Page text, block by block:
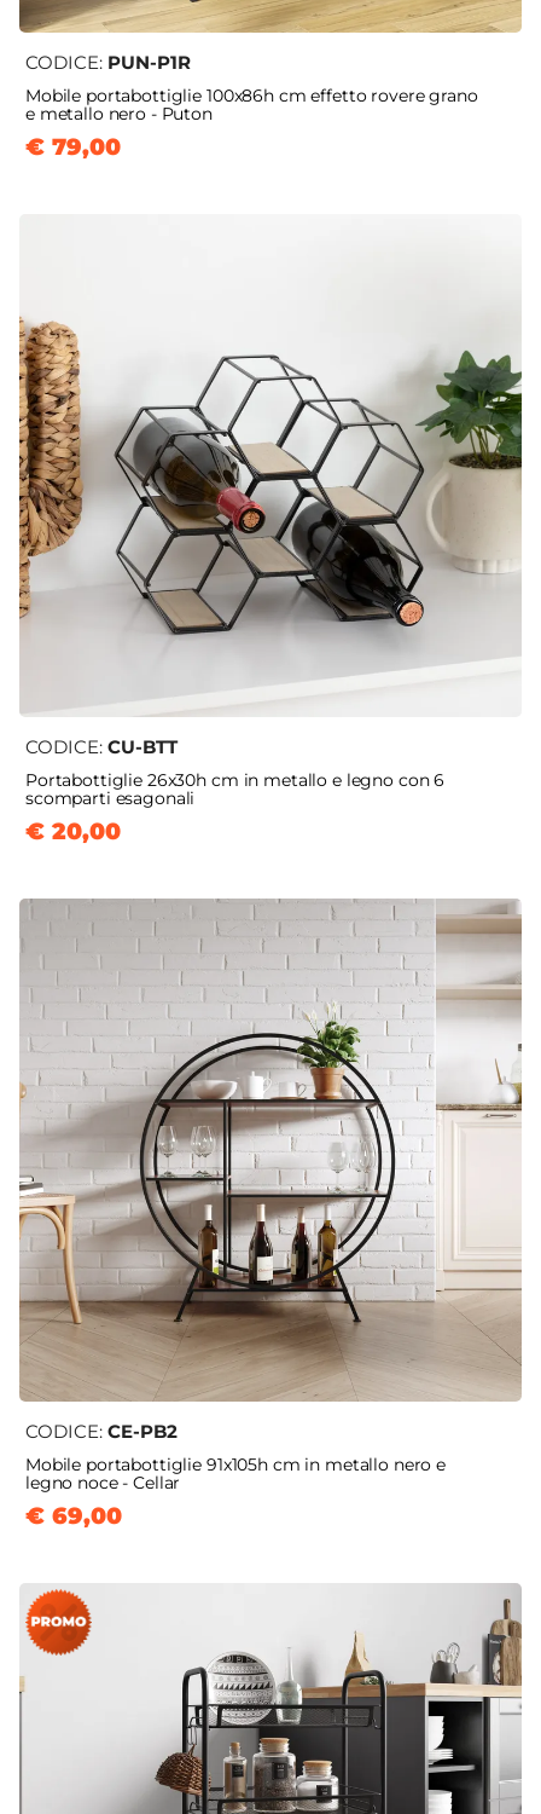
CODICE: PUN-P1R
Mobile portabottiglie 100x86h cm effetto rovere grano
e metallo nero - Puton
€ 79,00
CODICE: CU-BTT
Portabottiglie 26x30h cm in metallo e legno con 6
scomparti esagonali
€ 20,00
CODICE: CE-PB2
Mobile portabottiglie 91x105h cm in metallo nero e
legno noce - Cellar
€ 69,00